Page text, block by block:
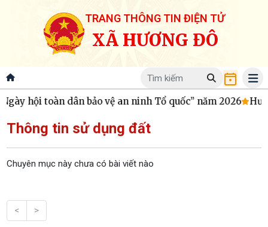
TRANG THÔNG TIN ĐIỆN TỬ
XÃ HƯƠNG ĐÔ
hội toàn dân bảo vệ an ninh Tổ quốc” năm 2026
Thông tin sử dụng đất
Chuyên mục này chưa có bài viết nào
< >